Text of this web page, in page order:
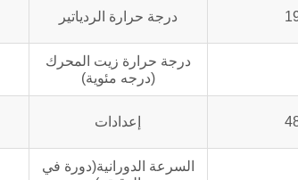
درجة حرارة الردياتير
درجة حرارة زيت المحرك
(درجه مئوية)
إعدادات
السرعة الدورانية(دورة في